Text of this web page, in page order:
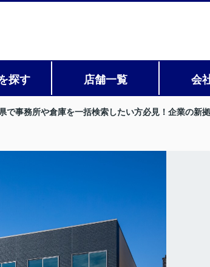
探す 店舗一覧 会
で事務所や倉庫を一括検索したい方必見！企業の新